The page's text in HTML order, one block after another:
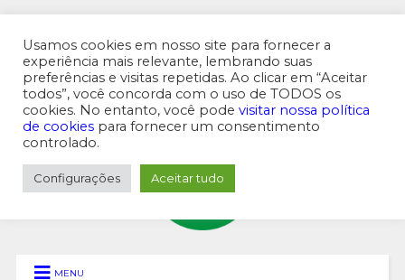
MENU SUPERIOR
MENU
Usamos cookies em nosso site para fornecer a
experiência mais relevante, lembrando suas
preferências e visitas repetidas. Ao clicar em “Aceitar
todos”, você concorda com o uso de TODOS os
cookies. No entanto, você pode visitar nossa política
de cookies para fornecer um consentimento
controlado.
Configurações Aceitar tudo